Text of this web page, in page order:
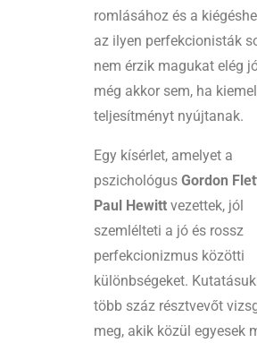
romlásához és a
az ilyen perfekcionisták
nem érzik magukat elég
még akkor sem, ha
teljesítményt nyújtanak.
Egy kísérlet, amelyet a
pszichológus Gordon
Paul Hewittvezettek, jól
szemlélteti a jó és rossz
perfekcionizmus közötti
különbségeket.
több száz résztvevőt
meg, akik közül egyesek